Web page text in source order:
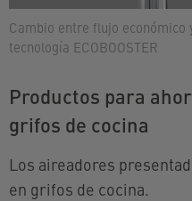
Cambio entre flujo
tecnología ECOBOOSTER
Productos para
grifos de cocina
Los aireadores
en grifos de cocina.